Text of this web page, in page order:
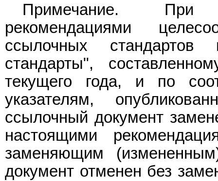
Примечание. При
рекомендациями
ссылочных стандартов
стандарты",
текущего года, и по
указателям,
ссылочный документ
настоящими
заменяющим
документ отменен без